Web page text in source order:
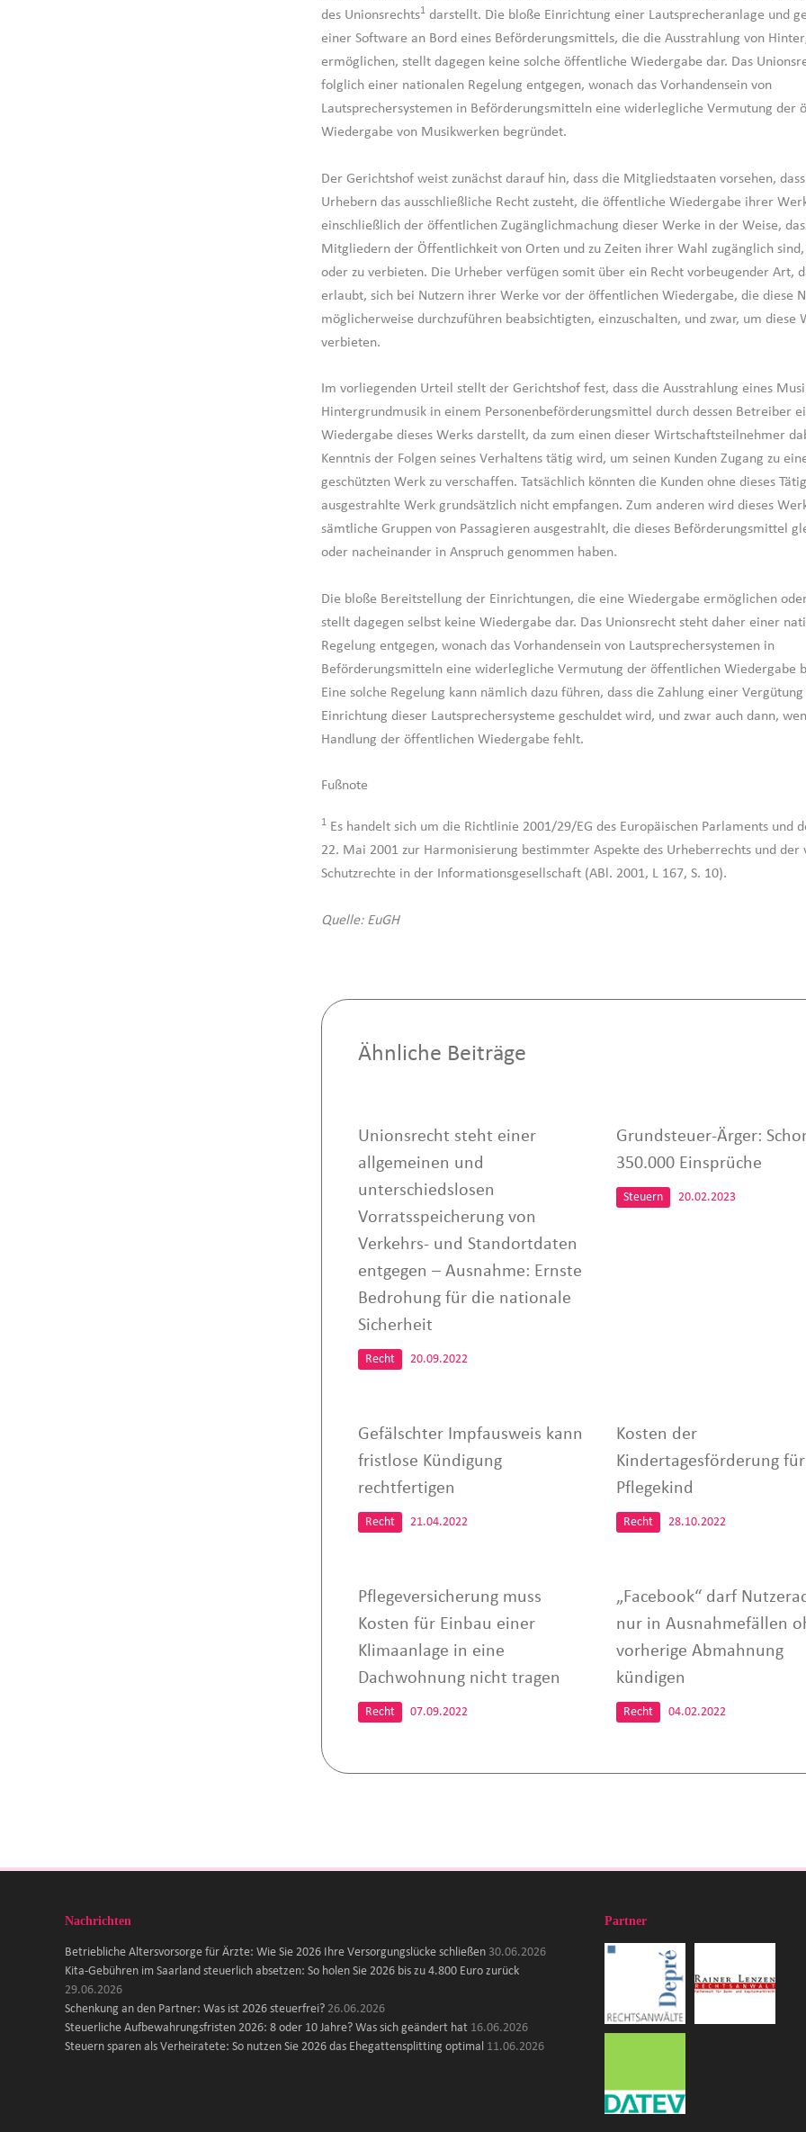
des Unionsrechts1 darstellt. Die bloße Einrichtung einer Lautsprecheranlage und
einer Software an Bord eines Beförderungsmittels, die die Ausstrahlung von
ermöglichen, stellt dagegen keine solche öffentliche Wiedergabe dar. Das
folglich einer nationalen Regelung entgegen, wonach das Vorhandensein von
Lautsprechersystemen in Beförderungsmitteln eine widerlegliche Vermutung der
Wiedergabe von Musikwerken begründet.
Der Gerichtshof weist zunächst darauf hin, dass die Mitgliedstaaten vorsehen,
Urhebern das ausschließliche Recht zusteht, die öffentliche Wiedergabe ihrer
einschließlich der öffentlichen Zugänglichmachung dieser Werke in der Weise,
Mitgliedern der Öffentlichkeit von Orten und zu Zeiten ihrer Wahl zugänglich
oder zu verbieten. Die Urheber verfügen somit über ein Recht vorbeugender Art,
erlaubt, sich bei Nutzern ihrer Werke vor der öffentlichen Wiedergabe, die diese
möglicherweise durchzuführen beabsichtigten, einzuschalten, und zwar, um diese
verbieten.
Im vorliegenden Urteil stellt der Gerichtshof fest, dass die Ausstrahlung eines
Hintergrundmusik in einem Personenbeförderungsmittel durch dessen Betreiber
Wiedergabe dieses Werks darstellt, da zum einen dieser Wirtschaftsteilnehmer
Kenntnis der Folgen seines Verhaltens tätig wird, um seinen Kunden Zugang zu
geschützten Werk zu verschaffen. Tatsächlich könnten die Kunden ohne dieses
ausgestrahlte Werk grundsätzlich nicht empfangen. Zum anderen wird dieses
sämtliche Gruppen von Passagieren ausgestrahlt, die dieses Beförderungsmittel
oder nacheinander in Anspruch genommen haben.
Die bloße Bereitstellung der Einrichtungen, die eine Wiedergabe ermöglichen
stellt dagegen selbst keine Wiedergabe dar. Das Unionsrecht steht daher einer
Regelung entgegen, wonach das Vorhandensein von Lautsprechersystemen in
Beförderungsmitteln eine widerlegliche Vermutung der öffentlichen Wiedergabe
Eine solche Regelung kann nämlich dazu führen, dass die Zahlung einer
Einrichtung dieser Lautsprechersysteme geschuldet wird, und zwar auch dann,
Handlung der öffentlichen Wiedergabe fehlt.
Fußnote
1 Es handelt sich um die Richtlinie 2001/29/EG des Europäischen Parlaments und
22. Mai 2001 zur Harmonisierung bestimmter Aspekte des Urheberrechts und der
Schutzrechte in der Informationsgesellschaft (ABl. 2001, L 167, S. 10).
Quelle: EuGH
Ähnliche Beiträge
Unionsrecht steht einer
allgemeinen und
unterschiedslosen
Vorratsspeicherung von
Verkehrs- und Standortdaten
entgegen – Ausnahme: Ernste
Bedrohung für die nationale
Sicherheit
Recht 20.09.2022
Grundsteuer-Ärger:
350.000 Einsprüche
Steuern 20.02.2023
Gefälschter Impfausweis kann
fristlose Kündigung
rechtfertigen
Recht 21.04.2022
Kosten der
Kindertagesförderung
Pflegekind
Recht 28.10.2022
Pflegeversicherung muss
Kosten für Einbau einer
Klimaanlage in eine
Dachwohnung nicht tragen
Recht 07.09.2022
„Facebook“ darf
nur in Ausnahmefällen
vorherige Abmahnung
kündigen
Recht 04.02.2022
Nachrichten
Betriebliche Altersvorsorge für Ärzte: Wie Sie 2026 Ihre Versorgungslücke schließen 30.06.2026
Kita-Gebühren im Saarland steuerlich absetzen: So holen Sie 2026 bis zu 4.800 Euro zurück
29.06.2026
Schenkung an den Partner: Was ist 2026 steuerfrei? 26.06.2026
Steuerliche Aufbewahrungsfristen 2026: 8 oder 10 Jahre? Was sich geändert hat 16.06.2026
Steuern sparen als Verheiratete: So nutzen Sie 2026 das Ehegattensplitting optimal 11.06.2026
Partner